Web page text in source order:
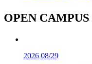
OPEN CAMPUS
2026 08/29